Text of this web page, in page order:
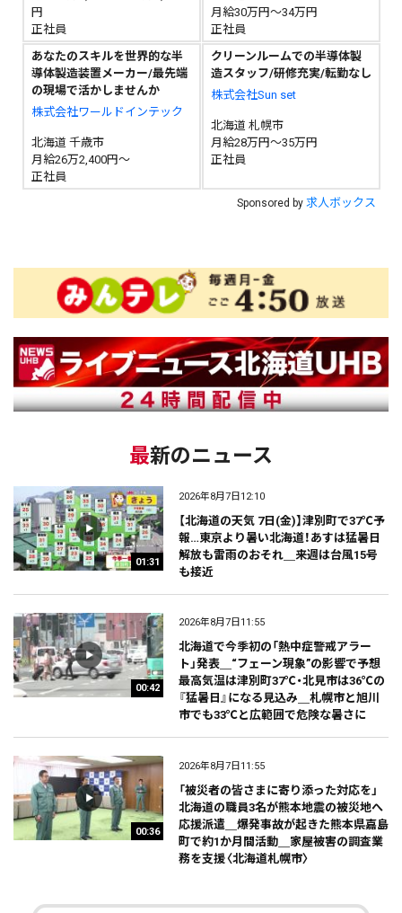
円
正社員
月給30万円～34万円
正社員
あなたのスキルを世界的な半
導体製造装置メーカー/最先端
の現場で活かしませんか
株式会社ワールドインテック
北海道 千歳市
月給26万2,400円～
正社員
クリーンルームでの半導体製
造スタッフ/研修充実/転勤なし
株式会社Sun set
北海道 札幌市
月給28万円～35万円
正社員
Sponsored by 求人ボックス
最新のニュース
01:31
2026年8月7日12:10
【北海道の天気 7日(金)】津別町で37℃予
報…東京より暑い北海道！あすは猛暑日
解放も雷雨のおそれ＿来週は台風15号
も接近
00:42
2026年8月7日11:55
北海道で今季初の「熱中症警戒アラー
ト」発表＿“フェーン現象”の影響で予想
最高気温は津別町37℃・北見市は36℃の
『猛暑日』になる見込み＿札幌市と旭川
市でも33℃と広範囲で危険な暑さに
00:36
2026年8月7日11:55
「被災者の皆さまに寄り添った対応を」
北海道の職員3名が熊本地震の被災地へ
応援派遣＿爆発事故が起きた熊本県嘉島
町で約1か月間活動＿家屋被害の調査業
務を支援〈北海道札幌市〉